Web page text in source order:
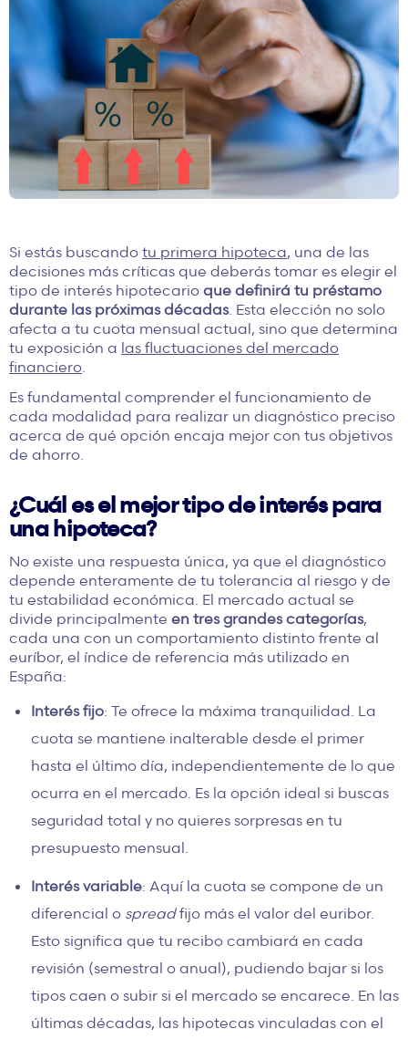
Si estás buscando tu primera hipoteca, una de las
decisiones más críticas que deberás tomar es elegir el
tipo de interés hipotecario que definirá tu préstamo
durante las próximas décadas. Esta elección no solo
afecta a tu cuota mensual actual, sino que determina
tu exposición a las fluctuaciones del mercado
financiero
Es fundamental comprender el funcionamiento de
cada modalidad para realizar un diagnóstico preciso
acerca de qué opción encaja mejor con tus objetivos
de ahorro.
¿Cuál es el mejor tipo de interés para
una hipoteca?
No existe una respuesta única, ya que el diagnóstico
depende enteramente de tu tolerancia al riesgo y de
tu estabilidad económica. El mercado actual se
divide principalmente en tres grandes categorías,
cada una con un comportamiento distinto frente al
euríbor, el índice de referencia más utilizado en
España:
Interés fijo: Te ofrece la máxima tranquilidad. La
cuota se mantiene inalterable desde el primer
hasta el último día, independientemente de lo que
ocurra en el mercado. Es la opción ideal si buscas
seguridad total y no quieres sorpresas en tu
presupuesto mensual.
Interés variable: Aquí la cuota se compone de un
diferencial o spreadfijo más el valor del euribor.
Esto significa que tu recibo cambiará en cada
revisión (semestral o anual), pudiendo bajar si los
tipos caen o subir si el mercado se encarece. En las
últimas décadas, las hipotecas vinculadas con el